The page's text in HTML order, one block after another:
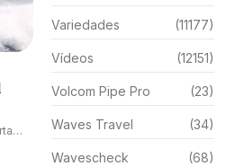
Variedades (11177)
Vídeos (12151)
Volcom Pipe Pro (23)
Waves Travel (34)
Wavescheck (68)